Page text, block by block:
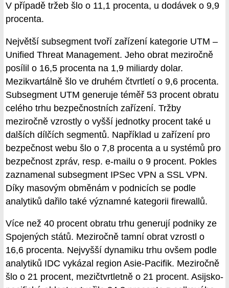
V případě tržeb šlo o 11,1 procenta, u dodávek o 9,9
procenta.
Největší subsegment tvoří zařízení kategorie UTM –
Unified Threat Management. Jeho obrat meziročně
posílil o 16,5 procenta na 1,9 miliardy dolar.
Mezikvartálně šlo ve druhém čtvrtletí o 9,6 procenta.
Subsegment UTM generuje téměř 53 procent obratu
celého trhu bezpečnostních zařízení. Tržby
meziročně vzrostly o vyšší jednotky procent také u
dalších dílčích segmentů. Například u zařízení pro
bezpečnost webu šlo o 7,8 procenta a u systémů pro
bezpečnost zpráv, resp. e-mailu o 9 procent. Pokles
zaznamenal subsegment IPSec VPN a SSL VPN.
Díky masovým obměnám v podnicích se podle
analytiků dařilo také významné kategorii firewallů.
Více než 40 procent obratu trhu generují podniky ze
Spojených států. Meziročně tamní obrat vzrostl o
16,6 procenta. Nejvyšší dynamiku trhu ovšem podle
analytiků IDC vykázal region Asie-Pacifik. Meziročně
šlo o 21 procent, mezičtvrtletně o 21 procent. Asijsko-